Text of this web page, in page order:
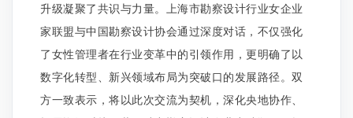
升级凝聚了共识与力量。上海市勘察设计行业女企业
家联盟与中国勘察设计协会通过深度对话，不仅强化
了女性管理者在行业变革中的引领作用，更明确了以
数字化转型、新兴领域布局为突破口的发展路径。双
方一致表示，将以此次交流为契机，深化央地协作、